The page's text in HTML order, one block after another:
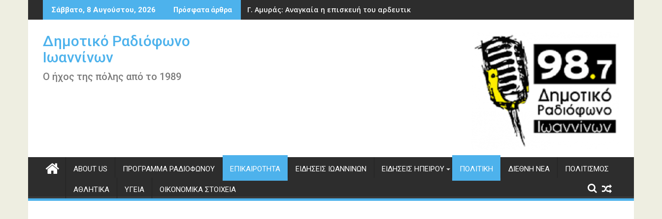
Περάστε
στο
Σάββατο, 8 Αυγούστου, 2026 Πρόσφατα άρθρα Γ. Αμυράς: Αναγκαία η επισκευή του αρδευτικού φράγματος Αώου
Δημοτικό Ραδιόφωνο
Ιωαννίνων
Ο ήχος της πόλης από το 1989
ABOUT US ΠΡΌΓΡΑΜΜΑ ΡΑΔΙΟΦΏΝΟΥ ΕΠΙΚΑΙΡΌΤΗΤΑ ΕΙΔΉΣΕΙΣ ΙΩΑΝΝΊΝΩΝ ΕΙΔΉΣΕΙΣ ΗΠΕΊΡΟΥ ΠΟΛΙΤΙΚΉ ΔΙΕΘΝΉ ΝΈΑ ΠΟΛΙΤΙΣΜΌΣ
ΑΘΛΗΤΙΚΆ ΥΓΕΊΑ ΟΙΚΟΝΟΜΙΚΆ ΣΤΟΙΧΕΊΑ